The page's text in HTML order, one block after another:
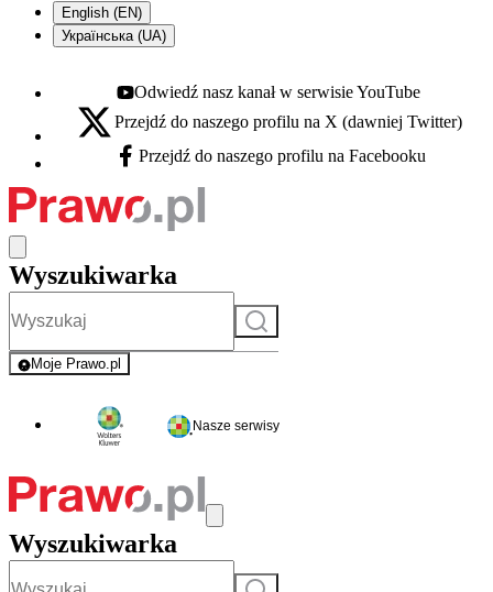
English (EN)
Українська (UA)
Youtube - otwiera się w nowej karcie
Odwiedź nasz kanał w serwisie YouTube
X - otwiera się w nowej karcie
Przejdź do naszego profilu na X (dawniej Twitter)
Facebook - otwiera się w nowej karcie
Przejdź do naszego profilu na Facebooku
Wyszukiwarka
Szukaj
Moje Prawo.pl
- rejestracja i logowanie do serwisu
Nasze serwisy
Wyszukiwarka
Szukaj